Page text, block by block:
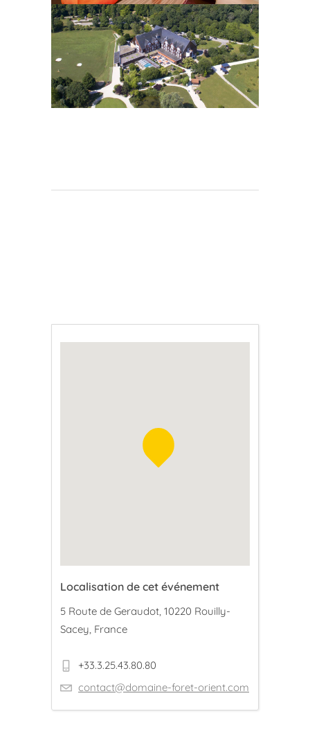
Localisation de cet événement
5 Route de Geraudot, 10220 Rouilly-
Sacey, France
+33.3.25.43.80.80
contact@domaine-foret-orient.com